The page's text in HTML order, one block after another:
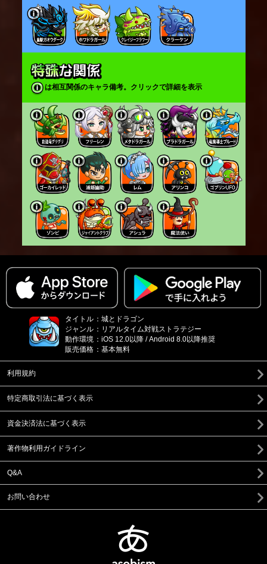
は相互関係のキャラ備考。クリックで詳細を表示
タイトル ： 城とドラゴン
ジャンル ： リアルタイム対戦ストラテジー
動作環境 ： iOS 12.0以降 / Android 8.0以降推奨
販売価格 ： 基本無料
利用規約
特定商取引法に基づく表示
資金決済法に基づく表示
著作物利用ガイドライン
Q&A
お問い合わせ